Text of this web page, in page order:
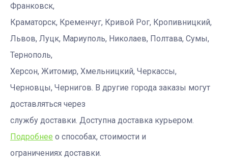
Франковск,
Краматорск, Кременчуг, Кривой Рог, Кропивницкий,
Львов, Луцк, Мариуполь, Николаев, Полтава, Сумы,
Тернополь,
Херсон, Житомир, Хмельницкий, Черкассы,
Черновцы, Чернигов. В другие города заказы могут
доставляться через
службу доставки. Доступна доставка курьером.
Подробнее о способах, стоимости и
ограничениях доставки.